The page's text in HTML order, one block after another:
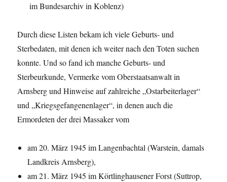
im Bundesarchiv in Koblenz)
Durch diese Listen bekam ich viele Geburts- und
Sterbedaten, mit denen ich weiter nach den Toten suchen
konnte. Und so fand ich manche Geburts- und
Sterbeurkunde, Vermerke vom Oberstaatsanwalt in
Arnsberg und Hinweise auf zahlreiche „Ostarbeiterlager“
und „Kriegsgefangenenlager“, in denen auch die
Ermordeten der drei Massaker vom
am 20. März 1945 im Langenbachtal (Warstein, damals
Landkreis Arnsberg),
am 21. März 1945 im Körtlinghausener Forst (Suttrop,